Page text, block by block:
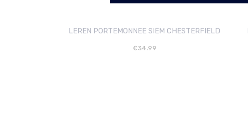
LEREN PORTEMONNEE SIEM CHESTERFIELD
€34.99